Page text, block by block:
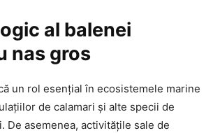
al balenei
nas gros
un rol esențial în ecosistemele marine
de calamari și alte specii de
De asemenea, activitățile sale de